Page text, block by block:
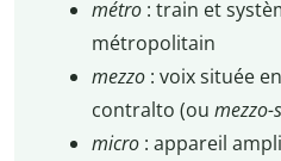
métro : train et
métropolitain
mezzo: voix située
contralto (ou
micro : appareil